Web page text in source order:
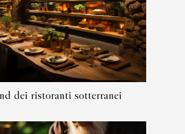
dei ristoranti sotterranei